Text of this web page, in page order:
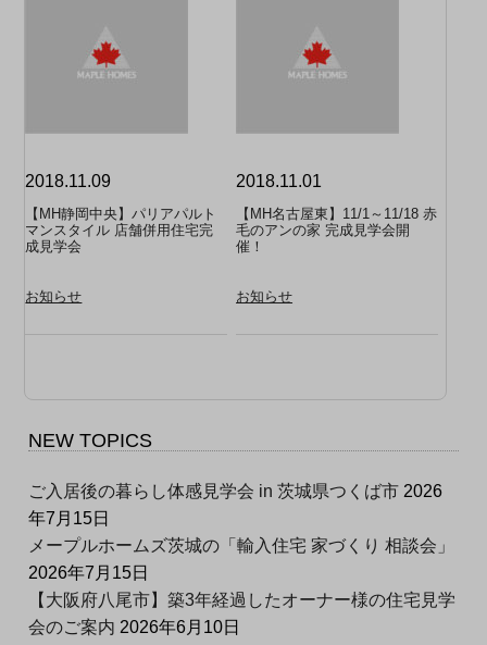
2018.11.09
【MH静岡中央】パリアパルト
マンスタイル 店舗併用住宅完
成見学会
お知らせ
2018.11.01
【MH名古屋東】11/1～11/18 赤
毛のアンの家 完成見学会開
催！
お知らせ
NEW TOPICS
ご入居後の暮らし体感見学会 in 茨城県つくば市 2026
年7月15日
メープルホームズ茨城の「輸入住宅 家づくり 相談会」
2026年7月15日
【大阪府八尾市】築3年経過したオーナー様の住宅見学
会のご案内 2026年6月10日